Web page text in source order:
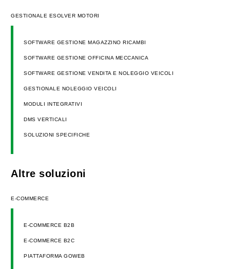
GESTIONALE ESOLVER MOTORI
SOFTWARE GESTIONE MAGAZZINO RICAMBI
SOFTWARE GESTIONE OFFICINA MECCANICA
SOFTWARE GESTIONE VENDITA E NOLEGGIO VEICOLI
GESTIONALE NOLEGGIO VEICOLI
MODULI INTEGRATIVI
DMS VERTICALI
SOLUZIONI SPECIFICHE
Altre soluzioni
E-COMMERCE
E-COMMERCE B2B
E-COMMERCE B2C
PIATTAFORMA GOWEB